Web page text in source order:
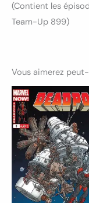
(Contient les
Team-Up 899)
Vous aimerez